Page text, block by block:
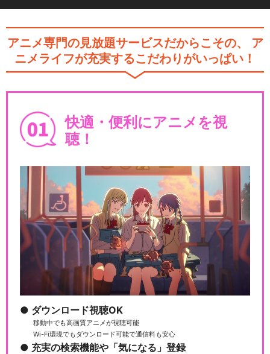
舞台「文豪ストレイドッグス
STORM BRI…
共喰い」
閉じる
アニメ専門の見放題サービスだからこその、
ア
ニメライフが充実するこだわりがいっぱい！
快適・便利にアニメを視
聴！
ダウンロード視聴OK
移動中でも高画質アニメが視聴可能
Wi-Fi環境でもダウンロード可能で通信料も安心
充実の検索機能や「気になる」登録